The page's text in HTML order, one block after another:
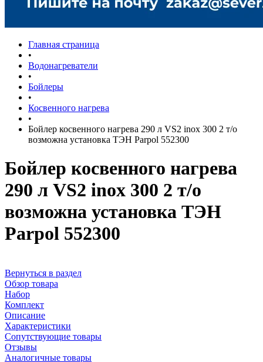
Главная страница
•
Водонагреватели
•
Бойлеры
•
Косвенного нагрева
•
Бойлер косвенного нагрева 290 л VS2 inox 300 2 т/о
возможна установка ТЭН Parpol 552300
Бойлер косвенного нагрева
290 л VS2 inox 300 2 т/о
возможна установка ТЭН
Parpol 552300
Вернуться в раздел
Обзор товара
Набор
Комплект
Описание
Характеристики
Сопутствующие товары
Отзывы
Аналогичные товары